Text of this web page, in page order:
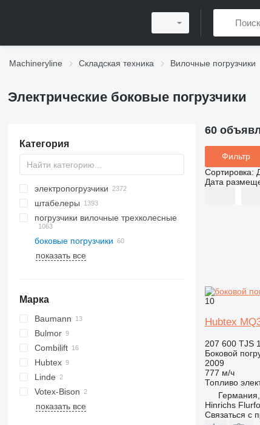
Machineryline Складская техника Вилочные погрузчики
Электрические боковые погрузчики
Категория
электропогрузчики
штабелеры
погрузчики вилочные трехколесные
боковые погрузчики
показать все
Марка
FRE
Baumann
EMS
EVS
Bulmor
Combilift
C-Series
Hubtex
MQ
VD
Linde
K-series
R-series
LG
Votex-Bison
Compact
показать все
60
Фильтр
Сортировка:
Дата
10
Hubtex
207 600 TJS
Боковой
2009
777 м/ч
Топливо
Hinrichs
Связаться с